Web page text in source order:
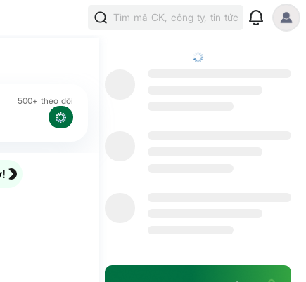
Tìm mã CK, công ty, tin tức
500+ theo dõi